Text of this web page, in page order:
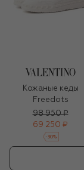
Кожаные кеды
Freedots
98 950 ₽
69 250 ₽
-30%